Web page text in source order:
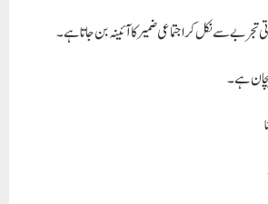
تجربے سے نکل کر اجتماعی ضمیر کا آئینہ بن جاتا ہے۔
ہے۔